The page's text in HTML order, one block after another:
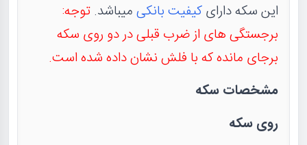
این سکه دارایکیفیت بانکیمیباشد.توجه:
برجستگی های از ضرب قبلی در دو روی سکه
برجای مانده که با فلش نشان داده شده است.
مشخصات سکه
روی سکه